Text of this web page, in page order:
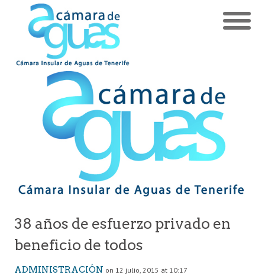
38 años de esfuerzo privado en
beneficio de todos
ADMINISTRACIÓN on 12 julio, 2015 at 10:17